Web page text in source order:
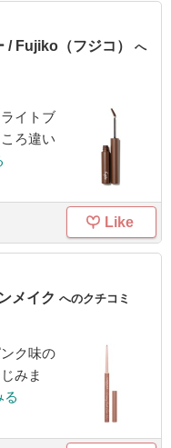
/ Fujiko（フジコ） へ
イトブ
ろ違い
Like
メイク へのクチコミ
ク味の
みま